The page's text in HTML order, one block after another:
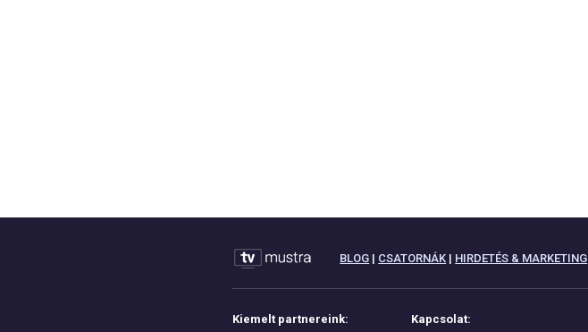
BLOG | CSATORNÁK | HIRDETÉS & MARKETING
Kiemelt partnereink:
Kapcsolat: